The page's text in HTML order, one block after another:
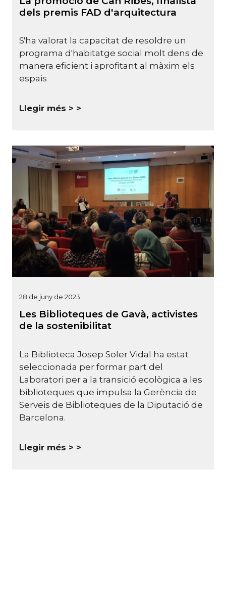
dels premis FAD d'arquitectura
S'ha valorat la capacitat de resoldre un
programa d'habitatge social molt dens de
manera eficient i aprofitant al màxim els
espais
Llegir més >
28 de juny de 2023
Les Biblioteques de Gavà, activistes
de la sostenibilitat
La Biblioteca Josep Soler Vidal ha estat
seleccionada per formar part del
Laboratori per a la transició ecològica a les
biblioteques que impulsa la Gerència de
Serveis de Biblioteques de la Diputació de
Barcelona.
Llegir més >